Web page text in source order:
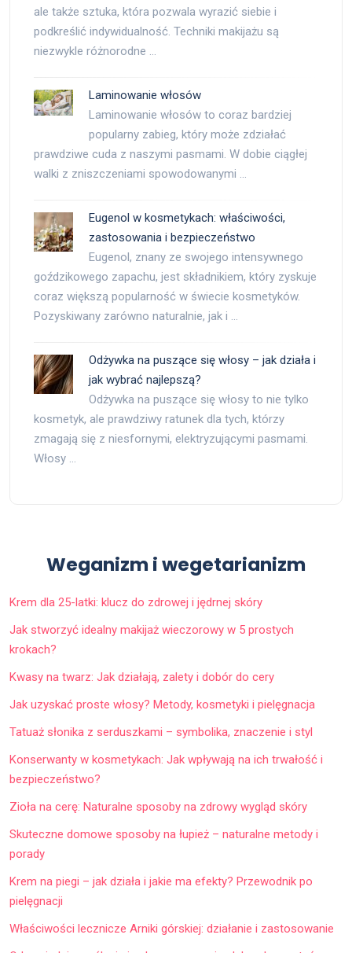
ale także sztuka, która pozwala wyrazić siebie i
podkreślić indywidualność. Techniki makijażu są
niezwykle różnorodne …
Laminowanie włosów
Laminowanie włosów to coraz bardziej
popularny zabieg, który może zdziałać
prawdziwe cuda z naszymi pasmami. W dobie ciągłej
walki z zniszczeniami spowodowanymi …
Eugenol w kosmetykach: właściwości,
zastosowania i bezpieczeństwo
Eugenol, znany ze swojego intensywnego
goździkowego zapachu, jest składnikiem, który zyskuje
coraz większą popularność w świecie kosmetyków.
Pozyskiwany zarówno naturalnie, jak i …
Odżywka na puszące się włosy – jak działa i
jak wybrać najlepszą?
Odżywka na puszące się włosy to nie tylko
kosmetyk, ale prawdziwy ratunek dla tych, którzy
zmagają się z niesfornymi, elektryzującymi pasmami.
Włosy …
Weganizm i wegetarianizm
Krem dla 25-latki: klucz do zdrowej i jędrnej skóry
Jak stworzyć idealny makijaż wieczorowy w 5 prostych
krokach?
Kwasy na twarz: Jak działają, zalety i dobór do cery
Jak uzyskać proste włosy? Metody, kosmetyki i pielęgnacja
Tatuaż słonika z serduszkami – symbolika, znaczenie i styl
Konserwanty w kosmetykach: Jak wpływają na ich trwałość i
bezpieczeństwo?
Zioła na cerę: Naturalne sposoby na zdrowy wygląd skóry
Skuteczne domowe sposoby na łupież – naturalne metody i
porady
Krem na piegi – jak działa i jakie ma efekty? Przewodnik po
pielęgnacji
Właściwości lecznicze Arniki górskiej: działanie i zastosowanie